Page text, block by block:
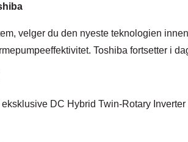
velger du den nyeste teknologien
Toshiba fortsetter i
DC Hybrid Twin-Rotary